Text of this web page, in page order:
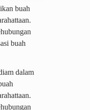
buah
buah
dalam